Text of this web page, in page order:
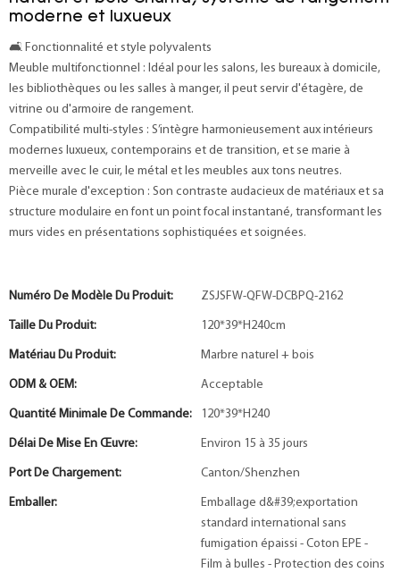
moderne et luxueux
🛋️ Fonctionnalité et style polyvalents
Meuble multifonctionnel : Idéal pour les salons, les bureaux à domicile,
les bibliothèques ou les salles à manger, il peut servir d'étagère, de
vitrine ou d'armoire de rangement.
Compatibilité multi-styles : S’intègre harmonieusement aux intérieurs
modernes luxueux, contemporains et de transition, et se marie à
merveille avec le cuir, le métal et les meubles aux tons neutres.
Pièce murale d'exception : Son contraste audacieux de matériaux et sa
structure modulaire en font un point focal instantané, transformant les
murs vides en présentations sophistiquées et soignées.
Numéro De Modèle Du Produit: ZSJSFW-QFW-DCBPQ-2162
Taille Du Produit: 120*39*H240cm
Matériau Du Produit: Marbre naturel + bois
ODM & OEM: Acceptable
Quantité Minimale De Commande: 120*39*H240
Délai De Mise En Œuvre: Environ 15 à 35 jours
Port De Chargement: Canton/Shenzhen
Emballer:
Emballage d&#39;exportation
standard international sans
fumigation épaissi - Coton EPE -
Film à bulles - Protection des coins